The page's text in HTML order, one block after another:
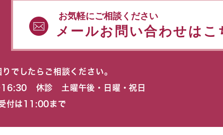
お気軽にご相談ください
メールお問い合わせはこ
でしたらご相談ください。
休診 土曜午後・日曜・祝日
付は11:00まで